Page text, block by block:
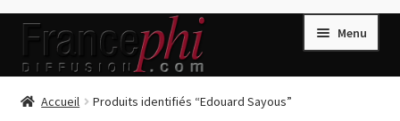
Aller
la
Aller
contenu
Menu
Accueil
Accueil Produits identifiés “Edouard Sayous”